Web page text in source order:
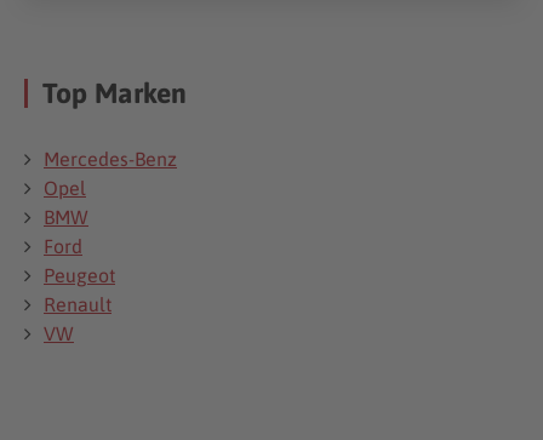
Top Marken
Mercedes-Benz
Opel
BMW
Ford
Peugeot
Renault
VW